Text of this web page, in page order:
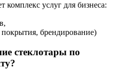
комплекс услуг для бизнеса:
покрытия, брендирование)
стеклотары по